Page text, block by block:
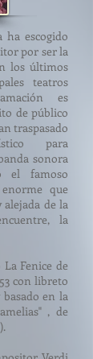
ha escogido
por ser la
los últimos
teatros
es
de público
traspasado
para
sonora
el famoso
que
de la
la
Fenice de
con libreto
en la
, de